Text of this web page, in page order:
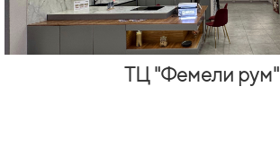
ТЦ "Фемели рум"